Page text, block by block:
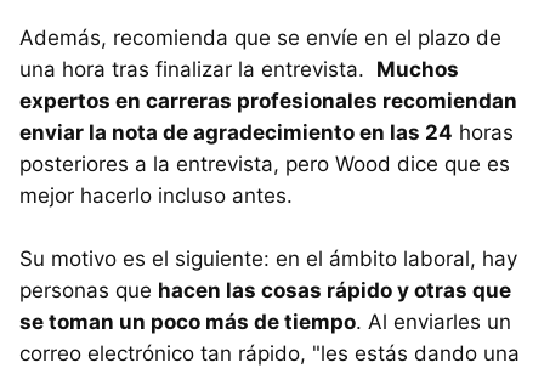
Además, recomienda que se envíe en el plazo de
una hora tras finalizar la entrevista. Muchos
expertos en carreras profesionales recomiendan
enviar la nota de agradecimiento en las 24 horas
posteriores a la entrevista, pero Wood dice que es
mejor hacerlo incluso antes.
Su motivo es el siguiente: en el ámbito laboral, hay
personas que hacen las cosas rápido y otras que
se toman un poco más de tiempo. Al enviarles un
correo electrónico tan rápido, "les estás dando una